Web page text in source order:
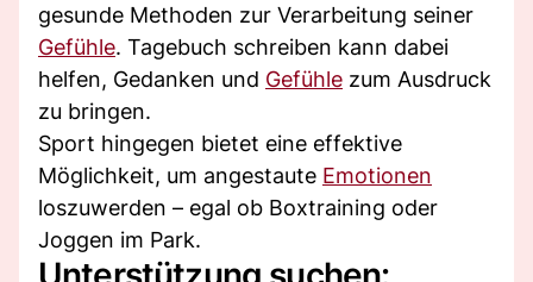
gesunde Methoden zur Verarbeitung seiner
Gefühle. Tagebuch schreiben kann dabei
helfen, Gedanken und Gefühle zum Ausdruck
zu bringen.
Sport hingegen bietet eine effektive
Möglichkeit, um angestaute Emotionen
loszuwerden – egal ob Boxtraining oder
Joggen im Park.